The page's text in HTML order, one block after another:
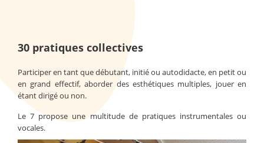
30 pratiques collectives
Participer en tant que débutant, initié ou autodidacte, en petit ou
en grand effectif, aborder des esthétiques multiples, jouer en
étant dirigé ou non.
Le 7 propose une multitude de pratiques instrumentales ou
vocales.